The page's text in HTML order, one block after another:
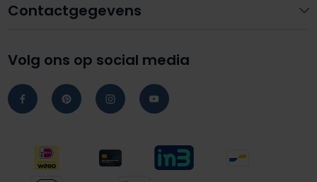
Contactgegevens
Volg ons op social media